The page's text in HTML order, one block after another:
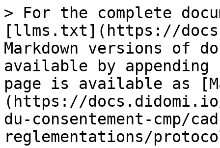
> For the complete
[llms.txt](https://
Markdown versions of
available by
page is available as
(https://
du-consentement-cmp/
reglementations/